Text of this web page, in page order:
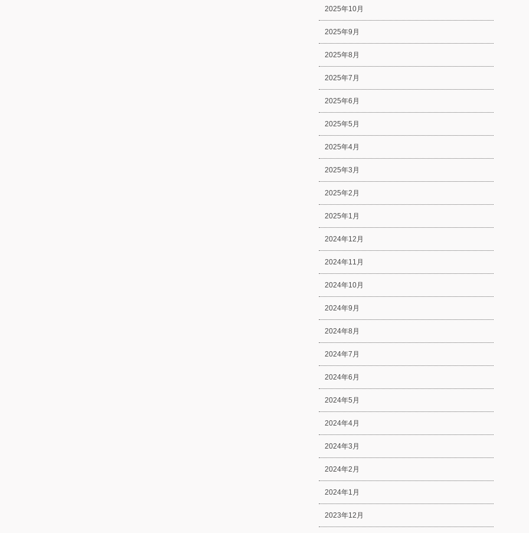
2025年10月
2025年9月
2025年8月
2025年7月
2025年6月
2025年5月
2025年4月
2025年3月
2025年2月
2025年1月
2024年12月
2024年11月
2024年10月
2024年9月
2024年8月
2024年7月
2024年6月
2024年5月
2024年4月
2024年3月
2024年2月
2024年1月
2023年12月